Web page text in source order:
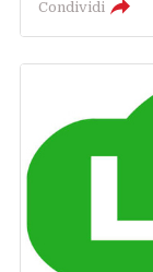
Condividi